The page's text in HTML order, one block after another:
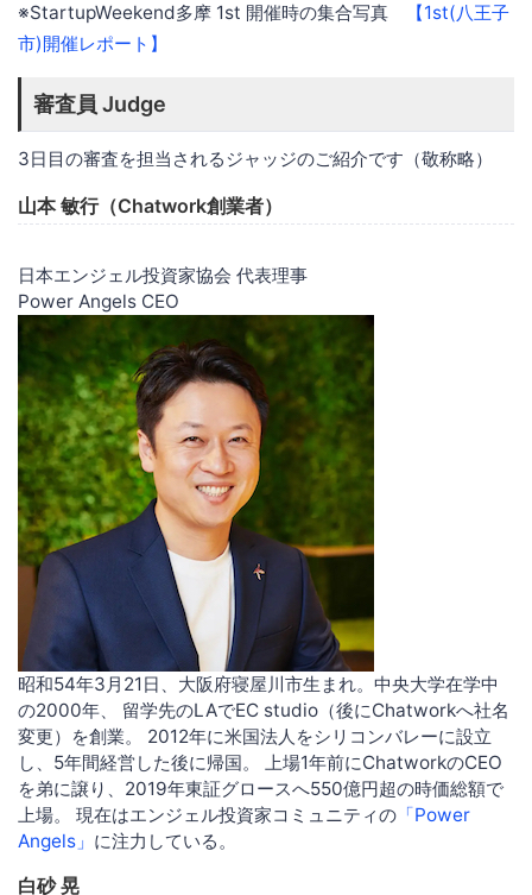
※StartupWeekend多摩 1st 開催時の集合写真
【1st(八王子
市)開催レポート】
審査員 Judge
3日目の審査を担当されるジャッジのご紹介です（敬称略）
山本 敏行（Chatwork創業者）
日本エンジェル投資家協会 代表理事
Power Angels CEO
昭和54年3月21日、大阪府寝屋川市生まれ。中央大学在学中
の2000年、 留学先のLAでEC studio（後にChatworkへ社名
変更）を創業。 2012年に米国法人をシリコンバレーに設立
し、5年間経営した後に帰国。 上場1年前にChatworkのCEO
を弟に譲り、2019年東証グロースへ550億円超の時価総額で
上場。 現在はエンジェル投資家コミュニティの 「Power
Angels」 に注力している。
白砂 晃